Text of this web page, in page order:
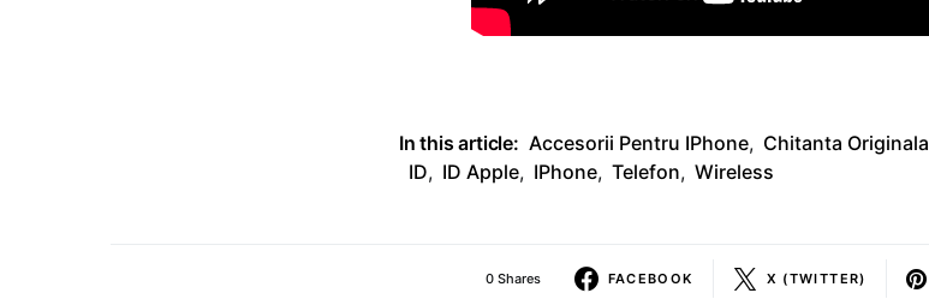
In this article: Accesorii Pentru IPhone, Chitanta Originala
ID, ID Apple, IPhone, Telefon, Wireless
0 Shares FACEBOOK X (TWITTER)